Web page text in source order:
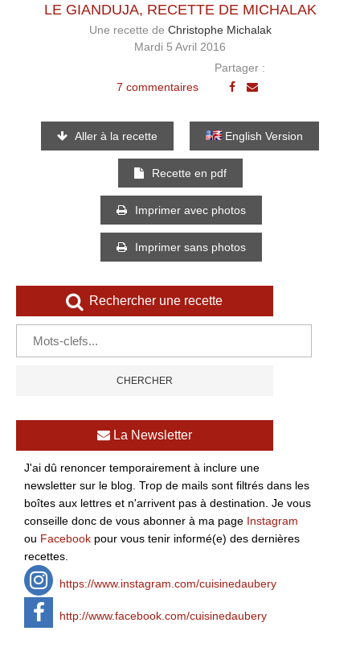
LE GIANDUJA, RECETTE DE MICHALAK
Une recette de Christophe Michalak
Mardi 5 Avril 2016
7 commentaires
Partager :
Aller à la recette English Version
Recette en pdf
Imprimer avec photos
Imprimer sans photos
Rechercher une recette
La Newsletter
J'ai dû renoncer temporairement à inclure une
newsletter sur le blog. Trop de mails sont filtrés dans les
boîtes aux lettres et n'arrivent pas à destination. Je vous
conseille donc de vous abonner à ma page Instagram
ou Facebook pour vous tenir informé(e) des dernières
recettes.
https://www.instagram.com/cuisinedaubery
http://www.facebook.com/cuisinedaubery